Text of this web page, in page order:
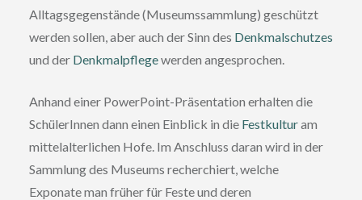
Alltagsgegenstände (Museumssammlung) geschützt
werden sollen, aber auch der Sinn des Denkmalschutzes
und der Denkmalpflegewerden angesprochen.
Anhand einer PowerPoint-Präsentation erhalten die
SchülerInnen dann einen Einblick in die Festkulturam
mittelalterlichen Hofe. Im Anschluss daran wird in der
Sammlung des Museums recherchiert, welche
Exponate man früher für Feste und deren